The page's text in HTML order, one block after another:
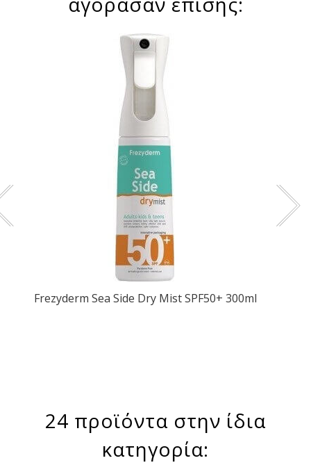
Frezyderm Sea Side Dry Mist SPF50+ 300ml
24 προϊόντα στην ίδια
κατηγορία: